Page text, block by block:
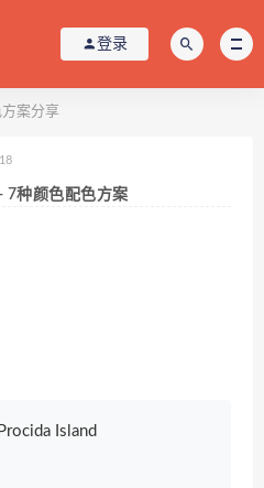
登录
方案分享
7种颜色配色方案
Island